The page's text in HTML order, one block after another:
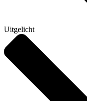
Uitgelicht